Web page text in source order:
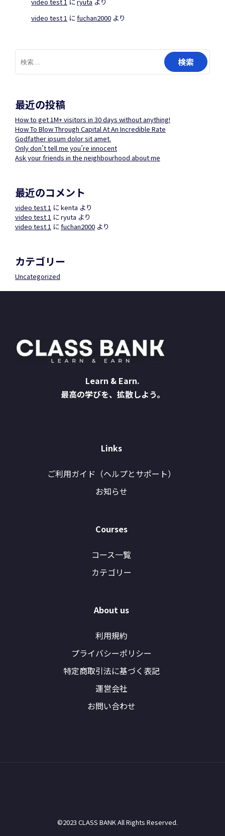
video test 1 にryuta より
video test 1 にfuchan2000 より
検
索:
最近の投稿
How to get 1M+ visitors in 30 days without anything!
How To Blow Through Capital At An Incredible Rate
Godfather ipsum dolor sit amet.
Only don’t tell me you’re innocent
Ask your friends in the neighbourhood about me
最近のコメント
video test 1 にkenta より
video test 1 にryuta より
video test 1 にfuchan2000 より
カテゴリー
Uncategorized
Learn & Earn.
最高の学びを、拡散しよう。
Links
ご利用ガイド（ヘルプとサポート）
お知らせ
Courses
コース一覧
カテゴリー
About us
利用規約
プライバシーポリシー
特定商取引法に基づく表記
運営会社
お問い合わせ
©2023 CLASS BANK All Rights Reserved.